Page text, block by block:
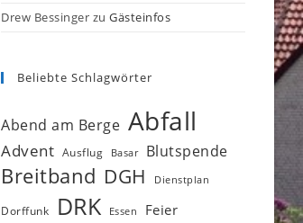
Drew Bessinger zu Gästeinfos
Beliebte Schlagwörter
Abend am Berge Abfall
Advent Ausflug Basar Blutspende
Breitband DGH Dienstplan
Dorffunk DRK Essen Feier